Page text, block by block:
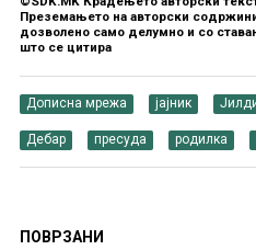
Преземањето на авторски
дозволено само делумно и со
што се цитира
Дописна мрежа јајник
Дебар пресуда родилка
ПОВРЗАНИ